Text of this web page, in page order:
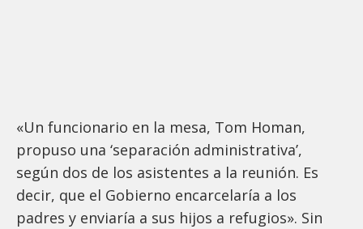
«Un funcionario en la mesa, Tom Homan,
propuso una ‘separación administrativa’,
según dos de los asistentes a la reunión. Es
decir, que el Gobierno encarcelaría a los
padres y enviaría a sus hijos a refugios». Sin